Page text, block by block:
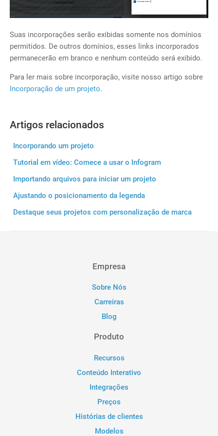
Suas incorporações serão exibidas somente nos domínios
permitidos. De outros domínios, esses links incorporados
permanecerão em branco e nenhum conteúdo será exibido.
Para ler mais sobre incorporação, visite nosso artigo sobre
Incorporação de um projeto.
Artigos relacionados
Incorporando um projeto
Tutorial em vídeo: Comece a usar o Infogram
Importando arquivos para iniciar um projeto
Ajustando o posicionamento da legenda
Destaque seus projetos com personalização de marca
Empresa
Sobre Nós
Carreiras
Blog
Produto
Recursos
Conteúdo Interativo
Integrações
Preços
Histórias de clientes
Modelos